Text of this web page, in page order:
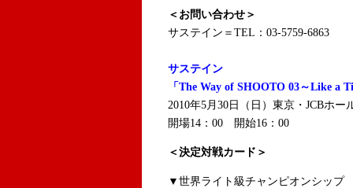
＜お問い合わせ＞
サステイン＝TEL：03-5759-6863
サステイン
「The Way of SHOOTO 03～Like a
2010年5月30日（日）東京・JCBホー
開場14：00 開始16：00
＜決定対戦カード＞
▼世界ライト級チャンピオンシップ